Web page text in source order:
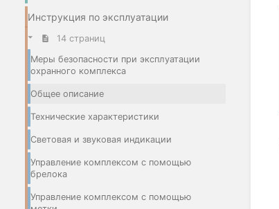
Инструкция по эксплуатации
14 страниц
Меры безопасности при эксплуатации
охранного комплекса
Общее описание
Технические характеристики
Световая и звуковая индикации
Управление комплексом с помощью
брелока
Управление комплексом с помощью